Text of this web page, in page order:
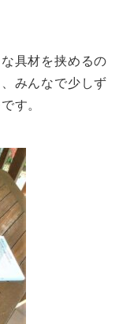
具材を挟めるの
みんなで少しず
す。